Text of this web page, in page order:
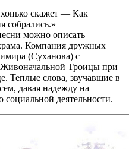
скажет — Как
собрались.»
можно описать
Компания дружных
(Суханова) с
Живоначальной Троицы при
Теплые слова, звучавшие в
давая надежду на
социальной деятельности.